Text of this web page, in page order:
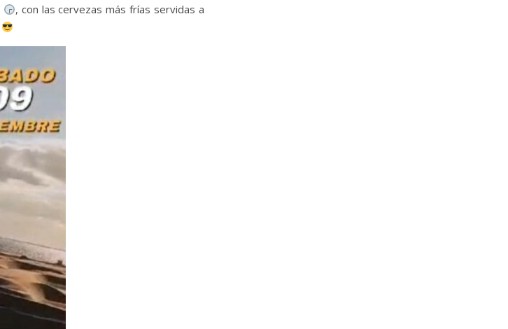
, con las cervezas más frías servidas a